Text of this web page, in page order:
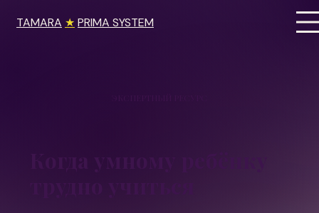
TAMARA ★ PRIMA SYSTEM